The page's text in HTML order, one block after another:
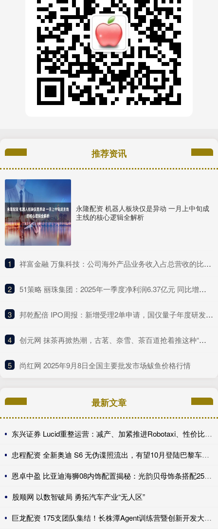
推荐资讯
永隆配资 机器人板块仅是异动 一月上中旬成
主线的核心逻辑全解析
1 ​祥富金融 万集科技：公司海外产品业务收入占总营收的比例较低
2 ​51策略 丽珠集团：2025年一季度净利润6.37亿元 同比增长4.75%
3 ​邦乾配倍 IPO周报：新增受理2单申请，国仪量子年度研发投入占比下滑
4 ​创元网 抹茶再掀热潮，古茗、奈雪、茶百道抢着推这种“浓”新品
5 ​尚红网 2025年9月8日全国主要批发市场鲅鱼价格行情
最新文章
东兴证券 Lucid重整运营：减产、加紧推进Robotaxi、性价比车型继续跳票
忠程配资 全新奥迪 S6 无伪谍照流出，有望10月登陆巴黎车展完成首秀!
恩卓中盈 比亚迪海狮08内饰配置揭秘：光韵贝母饰条搭配25扬帝瓦雷音响登场
股顺网 以数智破局 勇拓汽车产业“无人区”
巨龙配资 175支团队集结！长株潭Agent训练营暨创新开发大赛第一期训练营开讲